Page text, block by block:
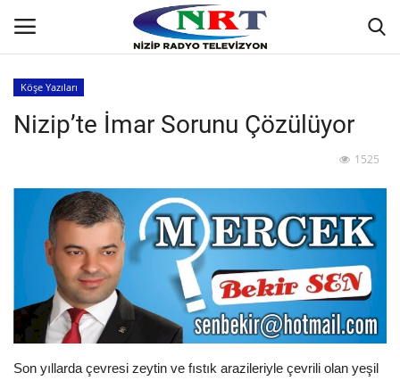
Ana
Asayiş
Siyaset
Ekonomi
Yaşam
Köşe Yazıları
Nizip’te İmar Sorunu Çözülüyor
1525
Son yıllarda çevresi zeytin ve fıstık arazileriyle çevrili olan yeşil